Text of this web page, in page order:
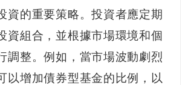
資的重要策略。投資者應定期
資組合，並根據市場環境和個
調整。例如，當市場波動劇烈
以增加債券型基金的比例，以